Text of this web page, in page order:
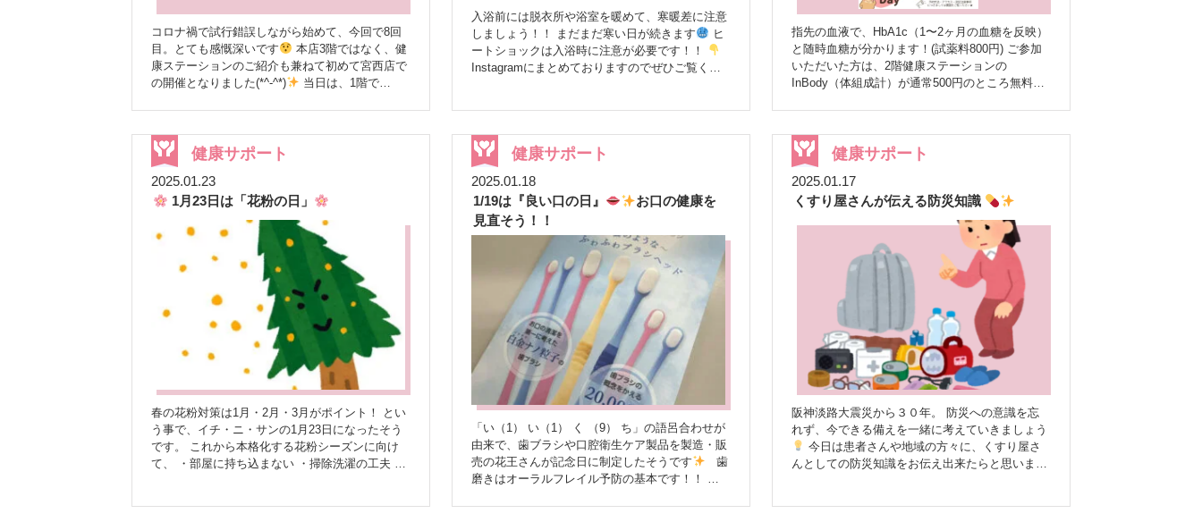
につながる感想が寄せられました
また、「今
回の結果を踏まえて、日々の生活習慣を見直し、
体質改善を頑張っていきたい」といった、具体的
な行動への意欲を示す声も多く聞かれました
荒天にも関わらず、沢山のご参加ありがとうござ
皆様の健康をサポートするため、様々なイベント
コロナ禍で試行錯誤しながら始めて、今回で8回
目。とても感慨深いです
本店3階ではなく、健
康ステーションのご紹介も兼ねて初めて宮西店で
の開催となりました(*^-^*)
当日は、1階で
ししました
2階でInBody測定後、ハーブティー
を飲みながら結果説明を行いました
ブティーの香りに包まれ、特に女性の方に好評で
した
♪
初参加の方が多く、健康を見直すきっ
かけになったことが嬉しいです
これからも地
域の皆さんの健康に貢献していけると嬉しいです
(^^)/ ご来場くださった皆様、ありがとうございま
入浴前には脱衣所や浴室を暖めて、寒暖差に注意
しましょう！！ まだまだ寒い日が続きます
ートショックは入浴時に注意が必要です！！
Instagramにまとめておりますのでぜひご覧くだ
指先の血液で、HbA1c（1〜2ヶ月の血糖を反映）
と随時血糖が分かります！(試薬料800円) ご参加
いただいた方は、2階健康ステーションの
InBody（体組成計）が通常500円のところ無料で
令和7年2月16日（日） 9:30〜15:00 ※完全予
約制 当日は宮西ビルパーキングが60分無料とな
ります。 健康は予防が大切です
会に健康について一緒に考えてみませんか(^^♪
ご参加を希望の方は、下記フォームよりご予約を
https://lstep.app/AvrLirJ
健康サポート
2025.01.23
1月23日は「花粉の日」
春の花粉対策は1月・2月・3月がポイント！ とい
う事で、イチ・ニ・サンの1月23日になったそう
です。 これから本格化する花粉シーズンに向け
て、 ・部屋に持ち込まない ・掃除洗濯の工夫 ・
健康サポート
2025.01.18
1/19は『良い口の日』
お口の健康を
見直そう！！
「い（1） い（1） く （9） ち」の語呂合わせが
由来で、歯ブラシや口腔衛生ケア製品を製造・販
売の花王さんが記念日に制定したそうです
磨きはオーラルフレイル予防の基本です！！ ※
健康サポート
2025.01.17
くすり屋さんが伝える防災知識
阪神淡路大震災から３０年。 防災への意識を忘
れず、今できる備えを一緒に考えていきましょう
んとしての防災知識をお伝え出来たらと思います